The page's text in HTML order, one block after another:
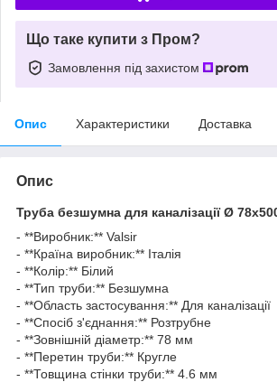
Що таке купити з Пром?
Замовлення під захистом
Опис Характеристики Доставка
Опис
Труба безшумна для каналізації Ø
- **Виробник:** Valsir
- **Країна виробник:** Італія
- **Колір:** Білий
- **Тип труби:** Безшумна
- **Область застосування:** Для каналізації
- **Спосіб з'єднання:** Розтрубне
- **Зовнішній діаметр:** 78 мм
- **Перетин труби:** Кругле
- **Товщина стінки труби:** 4.6 мм